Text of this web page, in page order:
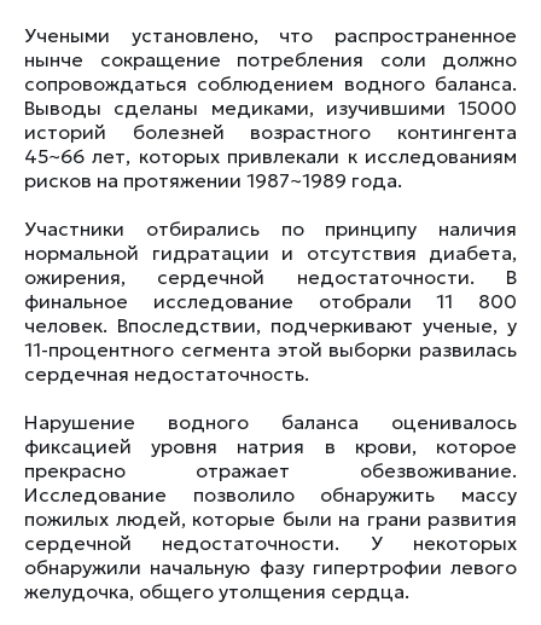
Учеными установлено, что распространенное
нынче сокращение потребления соли должно
сопровождаться соблюдением водного баланса.
Выводы сделаны медиками, изучившими 15000
историй болезней возрастного контингента
45~66 лет, которых привлекали к исследованиям
рисков на протяжении 1987~1989 года.
Участники отбирались по принципу наличия
нормальной гидратации и отсутствия диабета,
ожирения, сердечной недостаточности. В
финальное исследование отобрали 11 800
человек. Впоследствии, подчеркивают ученые, у
11-процентного сегмента этой выборки развилась
сердечная недостаточность.
Нарушение водного баланса оценивалось
фиксацией уровня натрия в крови, которое
прекрасно отражает обезвоживание.
Исследование позволило обнаружить массу
пожилых людей, которые были на грани развития
сердечной недостаточности. У некоторых
обнаружили начальную фазу гипертрофии левого
желудочка, общего утолщения сердца.